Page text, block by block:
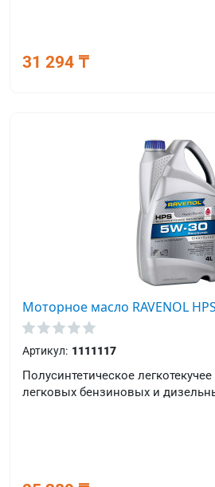
31 294 ₸
Моторное масло RAVENOL
Артикул: 1111117
Полусинтетическое
легковых бензиновых и